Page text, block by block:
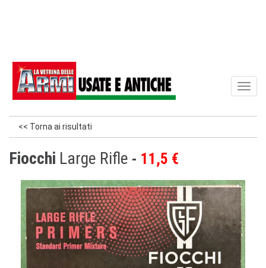
<< Torna ai risultati
Fiocchi Large Rifle 11,5 €